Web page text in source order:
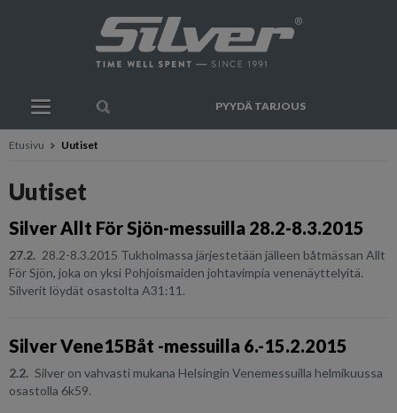
PYYDÄ TARJOUS
Etusivu Uutiset
Uutiset
Silver Allt För Sjön-messuilla 28.2-8.3.2015
27.2. 28.2-8.3.2015 Tukholmassa järjestetään jälleen båtmässan Allt
För Sjön, joka on yksi Pohjoismaiden johtavimpia venenäyttelyitä.
Silverit löydät osastolta A31:11.
Silver Vene15Båt -messuilla 6.-15.2.2015
2.2. Silver on vahvasti mukana Helsingin Venemessuilla helmikuussa
osastolla 6k59.